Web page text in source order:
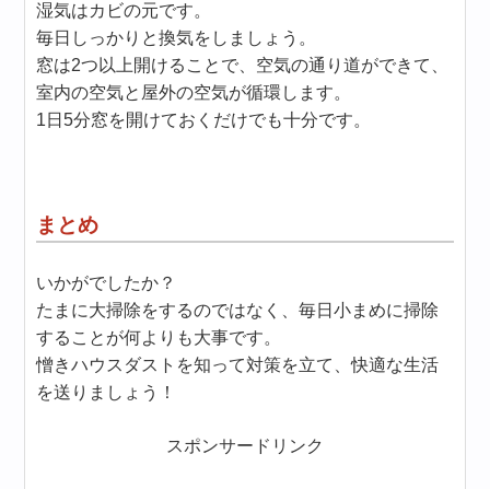
湿気はカビの元です。
毎日しっかりと換気をしましょう。
窓は2つ以上開けることで、空気の通り道ができて、
室内の空気と屋外の空気が循環します。
1日5分窓を開けておくだけでも十分です。
まとめ
いかがでしたか？
たまに大掃除をするのではなく、毎日小まめに掃除
することが何よりも大事です。
憎きハウスダストを知って対策を立て、快適な生活
を送りましょう！
スポンサードリンク